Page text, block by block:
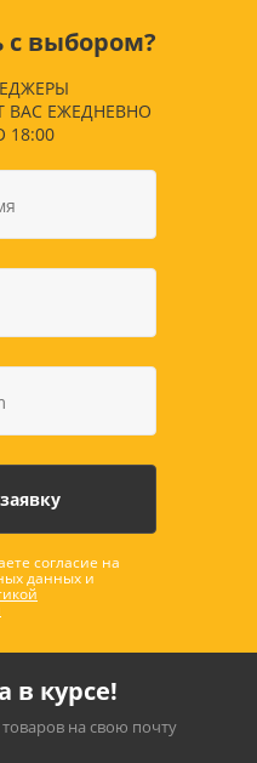
с выбором?
ВАС ЕЖЕДНЕВНО
18:00
согласие на
данных и
в курсе!
на свою почту